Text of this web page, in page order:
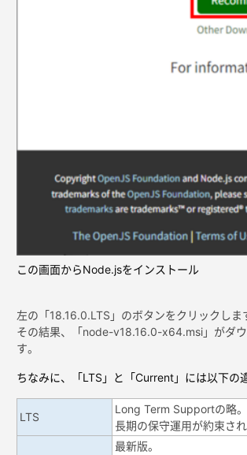
この画面からNode.jsをインストール
左の「18.16.0.LTS」のボタンをクリックしま
その結果、「node-v18.16.0-x64.msi」がダ
す。
ちなみに、「LTS」と「Current」には以下の
LTS
Long Term Supportの略。
長期の保守運用が約束され
最新版。